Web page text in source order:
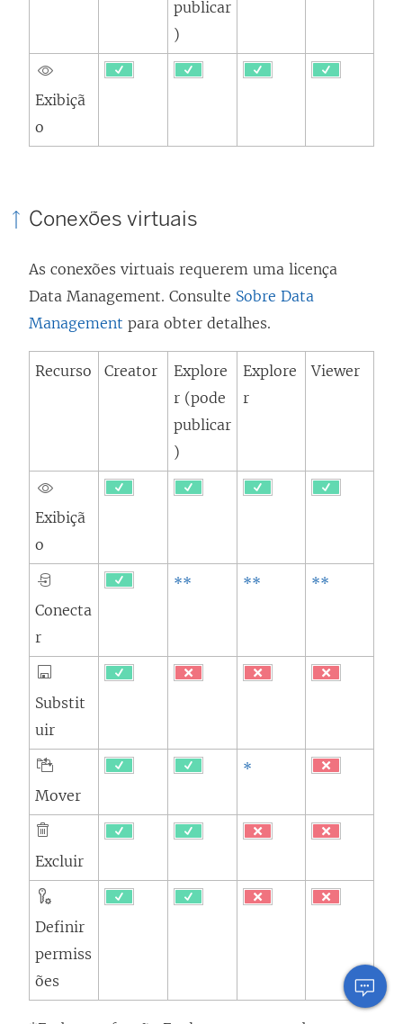
publicar
)
Exibiçã
o
Conexões virtuais
As conexões virtuais requerem uma licença
Data Management. Consulte Sobre Data
Management para obter detalhes.
Recurso Creator
Explore
r (pode
publicar
)
Explore
r
Viewer
Exibiçã
o
Conecta
r
** ** **
Substit
uir
Mover
*
Excluir
Definir
permiss
ões